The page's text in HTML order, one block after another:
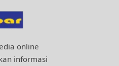
online
informasi